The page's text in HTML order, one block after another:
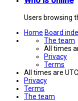
Users browsing
Home Board
The team
All times
Privacy
Terms
All times are
Privacy
Terms
The team